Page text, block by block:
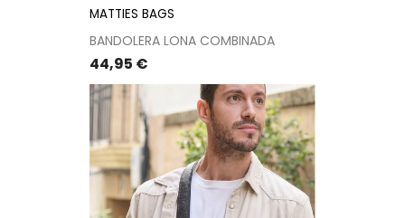
MATTIES BAGS
BANDOLERA LONA COMBINADA
Precio
44,95 €